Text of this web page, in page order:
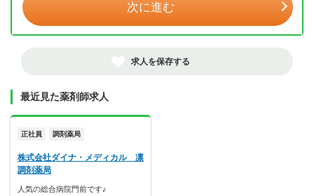
次に進む
求人を保存する
最近見た薬剤師求人
正社員 調剤薬局
株式会社ダイナ・メディカル 凛
調剤薬局
人気の総合病院門前です♪